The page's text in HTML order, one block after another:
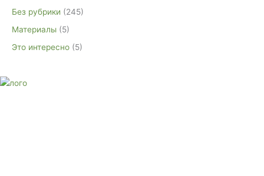
Без рубрики (245)
Материалы (5)
Это интересно (5)